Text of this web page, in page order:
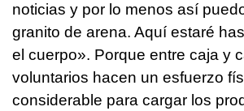
noticias y por lo menos así
granito de arena. Aquí estaré
el cuerpo». Porque entre caja y
voluntarios hacen un esfuerzo
considerable para cargar los